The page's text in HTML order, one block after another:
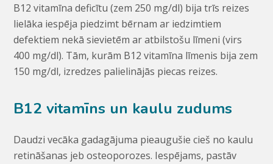
B12 vitamīna deficītu (zem 250 mg/dl) bija trīs reizes
lielāka iespēja piedzimt bērnam ar iedzimtiem
defektiem nekā sievietēm ar atbilstošu līmeni (virs
400 mg/dl). Tām, kurām B12 vitamīna līmenis bija zem
150 mg/dl, izredzes palielinājās piecas reizes.
B12 vitamīns un kaulu zudums
Daudzi vecāka gadagājuma pieaugušie cieš no kaulu
retināšanas jeb osteoporozes. Iespējams, pastāv